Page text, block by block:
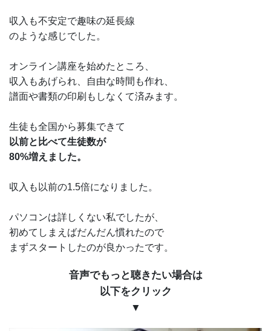
収入も不安定で趣味の延長線
のような感じでした。
オンライン講座を始めたところ、
収入もあげられ、自由な時間も作れ、
譜面や書類の印刷もしなくて済みます。
生徒も全国から募集できて
以前と比べて生徒数が
80%増えました。
収入も以前の1.5倍になりました。
パソコンは詳しくない私でしたが、
初めてしまえばだんだん慣れたので
まずスタートしたのが良かったです。
音声でもっと聴きたい場合は
以下をクリック
▼